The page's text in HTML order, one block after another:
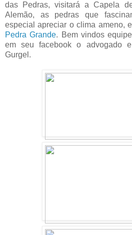
das Pedras, visitará a Capela
Alemão, as pedras que
especial apreciar o clima ameno,
Pedra Grande. Bem vindos
em seu facebook o advogado
Gurgel.